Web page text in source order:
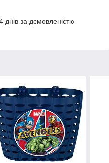
за домовленістю